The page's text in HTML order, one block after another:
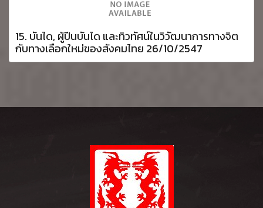
15. บันได, ผู้ปีนบันได และทิวทัศน์ในวิวัฒนาการทางจิต
กับทางเลือกใหม่ของสังคมไทย 26/10/2547